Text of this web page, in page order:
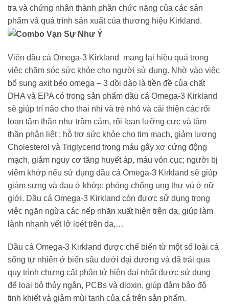
tra và chứng nhân thành phần chức năng của các sản
phẩm và quá trình sản xuất của thương hiệu Kirkland.
Viên dầu cá Omega-3 Kirkland mang lại hiệu quả trong
việc chăm sóc sức khỏe cho người sử dụng. Nhờ vào việc
bổ sung axit béo omega – 3 dồi dào là tiền đề của chất
DHA và EPA có trong sản phẩm dầu cá Omega-3 Kirkland
sẽ giúp trí não cho thai nhi và trẻ nhỏ và cải thiện các rối
loạn tâm thần như trầm cảm, rối loạn lưỡng cực và tâm
thần phân liệt ; hỗ trợ sức khỏe cho tim mạch, giảm lượng
Cholesterol và Triglycerid trong máu gây xơ cứng động
mạch, giảm nguy cơ tăng huyết áp, máu vón cục; người bị
viêm khớp nếu sử dụng dầu cá Omega-3 Kirkland sẽ giúp
giảm sưng và đau ở khớp; phòng chống ung thư vú ở nữ
giới. Dầu cá Omega-3 Kirkland còn được sử dụng trong
việc ngăn ngừa các nếp nhăn xuất hiện trên da, giúp làm
lành nhanh vết lở loét trên da,…
Dầu cá Omega-3 Kirkland được chế biến từ một số loài cá
sống tự nhiên ở biển sâu dưới đại dương và đã trải qua
quy trình chưng cất phân tử hiện đại nhất được sử dụng
để loại bỏ thủy ngân, PCBs và dioxin, giúp đảm bảo độ
tinh khiết và giảm mùi tanh của cá trên sản phẩm.